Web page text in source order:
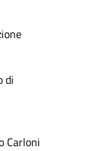
di
Carloni